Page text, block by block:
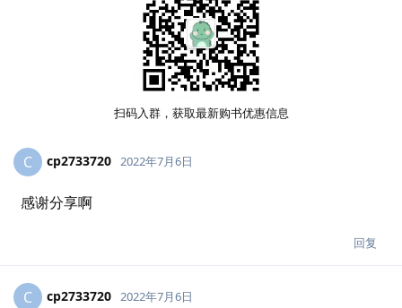
扫码入群，获取最新购书优惠信息
C cp2733720 2022年7月6日
感谢分享啊
回复
C cp2733720 2022年7月6日